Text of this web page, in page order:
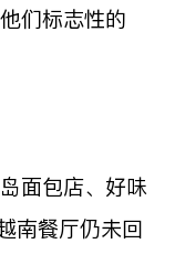
们标志性的
面包店、好味
南餐厅仍未回